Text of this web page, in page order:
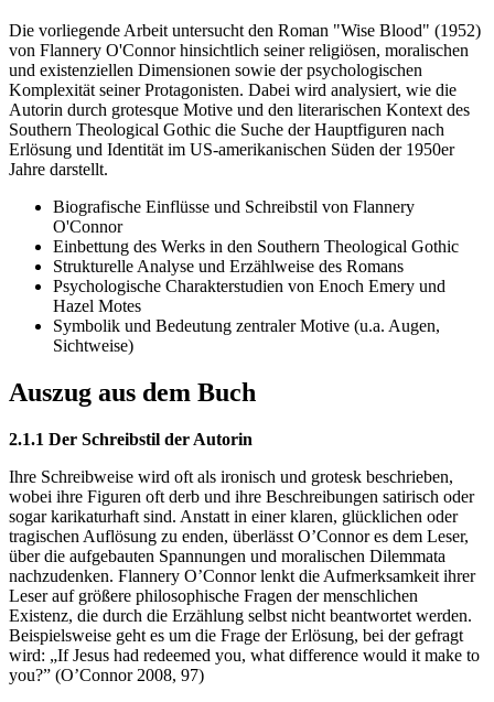
Die vorliegende Arbeit untersucht den Roman "Wise Blood" (1952)
von Flannery O'Connor hinsichtlich seiner religiösen, moralischen
und existenziellen Dimensionen sowie der psychologischen
Komplexität seiner Protagonisten. Dabei wird analysiert, wie die
Autorin durch grotesque Motive und den literarischen Kontext des
Southern Theological Gothic die Suche der Hauptfiguren nach
Erlösung und Identität im US-amerikanischen Süden der 1950er
Jahre darstellt.
Biografische Einflüsse und Schreibstil von Flannery
O'Connor
Einbettung des Werks in den Southern Theological Gothic
Strukturelle Analyse und Erzählweise des Romans
Psychologische Charakterstudien von Enoch Emery und
Hazel Motes
Symbolik und Bedeutung zentraler Motive (u.a. Augen,
Sichtweise)
Auszug aus dem Buch
2.1.1 Der Schreibstil der Autorin
Ihre Schreibweise wird oft als ironisch und grotesk beschrieben,
wobei ihre Figuren oft derb und ihre Beschreibungen satirisch oder
sogar karikaturhaft sind. Anstatt in einer klaren, glücklichen oder
tragischen Auflösung zu enden, überlässt O’Connor es dem Leser,
über die aufgebauten Spannungen und moralischen Dilemmata
nachzudenken. Flannery O’Connor lenkt die Aufmerksamkeit ihrer
Leser auf größere philosophische Fragen der menschlichen
Existenz, die durch die Erzählung selbst nicht beantwortet werden.
Beispielsweise geht es um die Frage der Erlösung, bei der gefragt
wird: „If Jesus had redeemed you, what difference would it make to
you?” (O’Connor 2008, 97)